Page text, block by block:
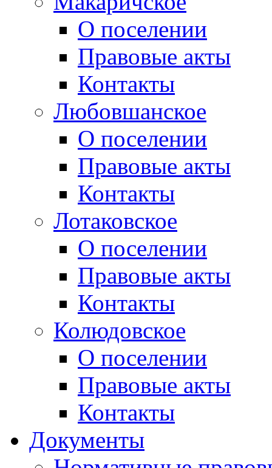
О поселении
Правовые акты
Контакты
Любовшанское
О поселении
Правовые акты
Контакты
Лотаковское
О поселении
Правовые акты
Контакты
Колюдовское
О поселении
Правовые акты
Контакты
Документы